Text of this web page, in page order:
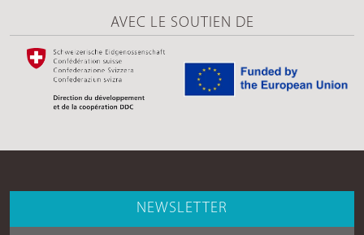
AVEC LE SOUTIEN DE
NEWSLETTER